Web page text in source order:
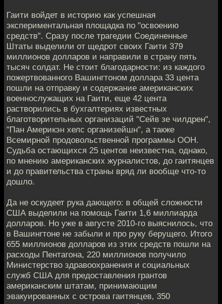
Гаити войдет в историю как успешная
экспериментальная площадка по "освоению
средств". Сразу после трагедии Соединенные
Штаты выделили от щедрот своих Гаити 379
миллионов долларов и направили в страну пять
тысяч солдат. Не стоит благодарности: из каждого
пожертвованного Вашингтоном доллара 33 цента
пошли на отправку и содержание американских
военнослужащих на Гаити, еще 42 цента
растворились в бухгалтериях известных
благотворительных организаций "Сейв зе чилдрен",
"Пан Америкэн хелс организейшн", а также
Всемирной продовольственной программы ООН.
Судьба остающихся 25 центов неизвестна, однако,
по мнению американских журналистов, до гаитянцев
и до правительства страны вряд ли вообще что-то
дошло.
Да не оскудеет рука дающего: в общей сложности
США выделили на помощь Гаити 1,6 миллиарда
долларов. Но уже в августе 2010-го выяснилось, что
в Вашингтоне не забыли и про руку берущего. Итого
655 миллионов долларов из этих средств пошли на
расходы Пентагона, 220 миллионов получило
Министерство здравоохранения и социальных
служб США для предоставления грантов
американским штатам, принимающим
эвакуированных с острова гаитянцев, 350